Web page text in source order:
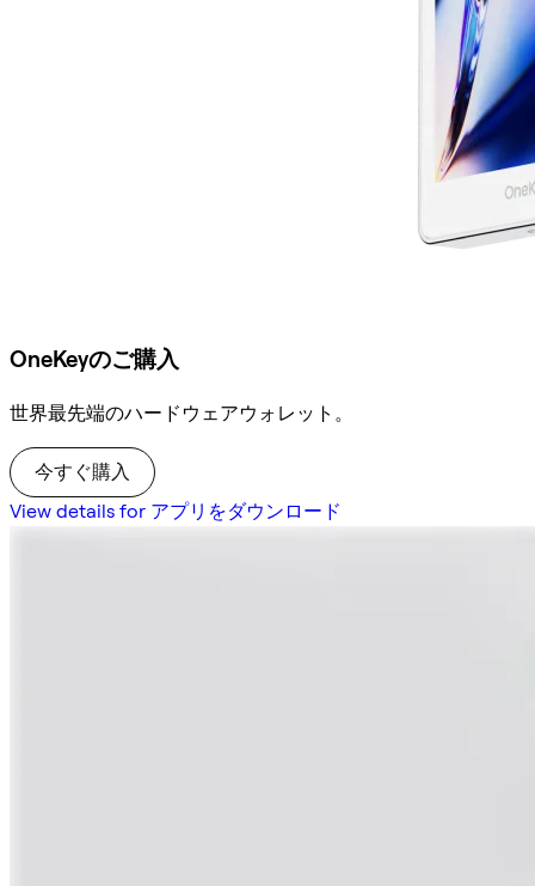
OneKeyのご購入
世界最先端のハードウェアウォレット。
今すぐ購入
View details for アプリをダウンロード